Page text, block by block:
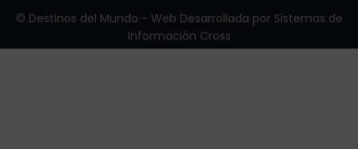
© Destinos del Mundo - Web Desarrollada por Sistemas de
Información Cross